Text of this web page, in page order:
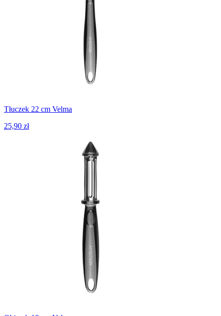
Tłuczek 22 cm Velma
25,90 zł